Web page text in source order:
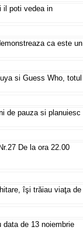
il poti vedea in
ca este un
si Guess Who, totul
de pauza si planuiesc
De la ora 22.00
îşi trăiau viaţa de
data de 13 noiembrie